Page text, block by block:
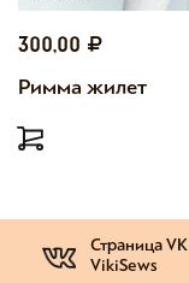
300,00
Римма жилет
Страница VK
VikiSews